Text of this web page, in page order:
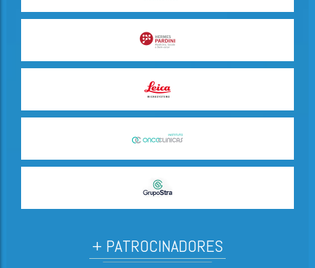
+ PATROCINADORES